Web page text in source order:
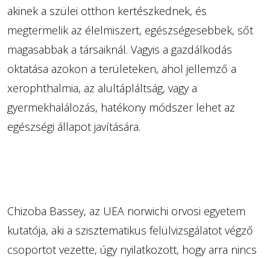
akinek a szülei otthon kertészkednek, és
megtermelik az élelmiszert, egészségesebbek, sőt
magasabbak a társaiknál. Vagyis a gazdálkodás
oktatása azokon a területeken, ahol jellemző a
xerophthalmia, az alultápláltság, vagy a
gyermekhalálozás, hatékony módszer lehet az
egészségi állapot javítására.
Chizoba Bassey, az UEA norwichi orvosi egyetem
kutatója, aki a szisztematikus felülvizsgálatot végző
csoportot vezette, úgy nyilatkozott, hogy arra nincs